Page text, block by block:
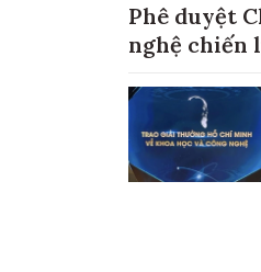
Phê duyệt
nghệ chiến